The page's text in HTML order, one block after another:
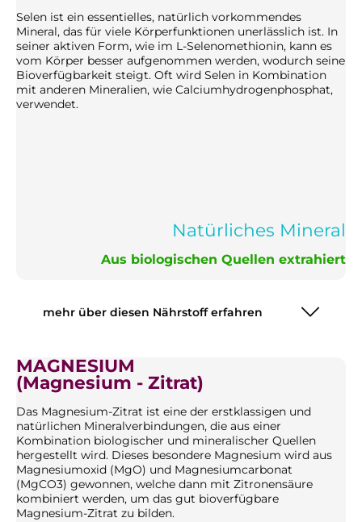
Selen ist ein essentielles, natürlich vorkommendes
Mineral, das für viele Körperfunktionen unerlässlich ist. In
seiner aktiven Form, wie im L-Selenomethionin, kann es
vom Körper besser aufgenommen werden, wodurch seine
Bioverfügbarkeit steigt. Oft wird Selen in Kombination
mit anderen Mineralien, wie Calciumhydrogenphosphat,
verwendet.
Natürliches Mineral
Aus biologischen Quellen extrahiert
mehr über diesen Nährstoff erfahren
MAGNESIUM
(Magnesium - Zitrat)
Das Magnesium-Zitrat ist eine der erstklassigen und
natürlichen Mineralverbindungen, die aus einer
Kombination biologischer und mineralischer Quellen
hergestellt wird. Dieses besondere Magnesium wird aus
Magnesiumoxid (MgO) und Magnesiumcarbonat
(MgCO3) gewonnen, welche dann mit Zitronensäure
kombiniert werden, um das gut bioverfügbare
Magnesium-Zitrat zu bilden.